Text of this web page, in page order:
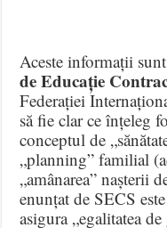
Aceste informații
de Educație
Federației
să fie clar ce înțeleg
conceptul de
„planning” familial
„amânarea” nașterii
enunțat de SECS
asigura „egalitatea